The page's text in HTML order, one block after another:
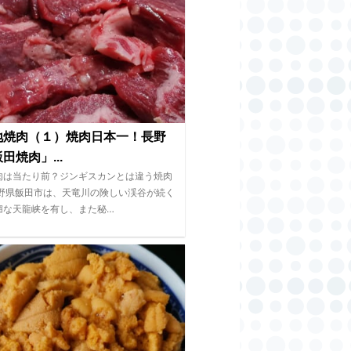
焼肉（１）焼肉日本一！長野
焼肉」...
は当たり前？ジンギスカンとは違う焼肉
県飯田市は、天竜川の険しい渓谷が続く
な天龍峡を有し、また秘…